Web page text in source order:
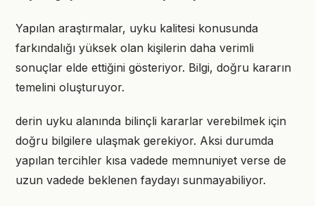
Yapılan araştırmalar, uyku kalitesi konusunda
farkındalığı yüksek olan kişilerin daha verimli
sonuçlar elde ettiğini gösteriyor. Bilgi, doğru kararın
temelini oluşturuyor.
derin uyku alanında bilinçli kararlar verebilmek için
doğru bilgilere ulaşmak gerekiyor. Aksi durumda
yapılan tercihler kısa vadede memnuniyet verse de
uzun vadede beklenen faydayı sunmayabiliyor.